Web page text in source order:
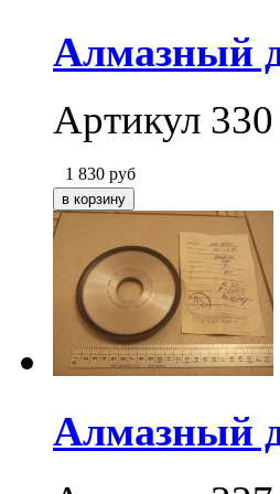
Алмазный
Артикул 330
1 830 руб
Алмазный